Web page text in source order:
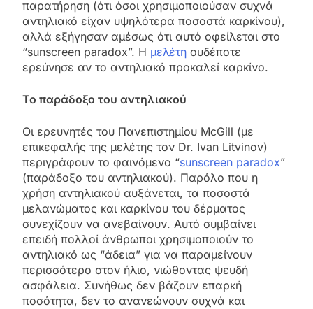
παρατήρηση (ότι όσοι χρησιμοποιούσαν συχνά
αντηλιακό είχαν υψηλότερα ποσοστά καρκίνου),
αλλά εξήγησαν αμέσως ότι αυτό οφείλεται στο
“sunscreen paradox”. Η μελέτη ουδέποτε
ερεύνησε αν το αντηλιακό προκαλεί καρκίνο.
Το παράδοξο του αντηλιακού
Οι ερευνητές του Πανεπιστημίου McGill (με
επικεφαλής της μελέτης τον Dr. Ivan Litvinov)
περιγράφουν το φαινόμενο “sunscreen paradox”
(παράδοξο του αντηλιακού). Παρόλο που η
χρήση αντηλιακού αυξάνεται, τα ποσοστά
μελανώματος και καρκίνου του δέρματος
συνεχίζουν να ανεβαίνουν. Αυτό συμβαίνει
επειδή πολλοί άνθρωποι χρησιμοποιούν το
αντηλιακό ως “άδεια” για να παραμείνουν
περισσότερο στον ήλιο, νιώθοντας ψευδή
ασφάλεια. Συνήθως δεν βάζουν επαρκή
ποσότητα, δεν το ανανεώνουν συχνά και